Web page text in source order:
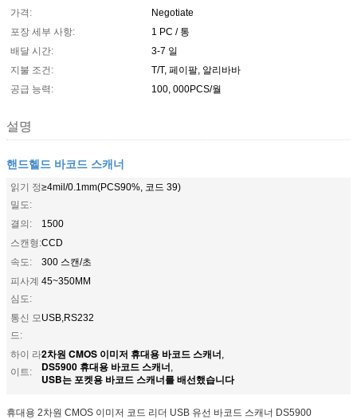
가격:
Negotiate
포장 세부 사항:
1 PC / 통
배달 시간:
3-7 일
지불 조건:
T/T, 페이팔, 알리바바
공급 능력:
100, 000PCS/월
설명
핸드헬드 바코드 스캐너
읽기 정
밀도:
≥4mil/0.1mm(PCS90%, 코드 39)
결의:
1500
스캔형:CCD
속도:
300 스캔/초
피사계
심도:
45~350MM
통신 모
드:
USB,RS232
하이 라
이트:
2차원 CMOS 이미저 휴대용 바코드 스캐너,
DS5900 휴대용 바코드 스캐너,
USB는 포켓용 바코드 스캐너를 배선했습니다
휴대용 2차원 CMOS 이미저 코드 리더 USB 유선 바코드 스캐너 DS5900